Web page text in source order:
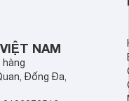
sánh Honda
NAM
Đống Đa,